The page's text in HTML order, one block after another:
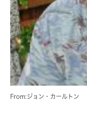
From:ジョン・カールトン